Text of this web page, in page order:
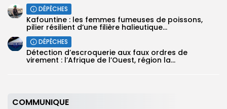
COMMUNIQUE
DÉPÊCHES
Kafountine : les femmes fumeuses de poissons,
pilier résilient d’une filière halieutique...
DÉPÊCHES
Détection d’escroquerie aux faux ordres de
virement : l’Afrique de l’Ouest, région la...